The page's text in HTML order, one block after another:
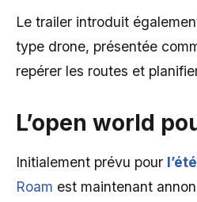
Le trailer introduit
type drone, présentée
repérer les routes et
L’open world
Initialement prévu pour
Roam est maintenant